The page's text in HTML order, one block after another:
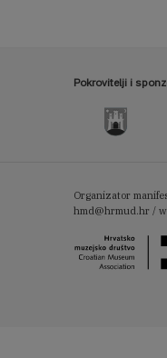
Pokrovitelji i
Organizator
hmd@hrmud.hr /